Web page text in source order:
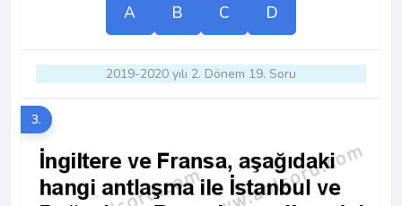
A B C D
2019-2020 yılı 2. Dönem 19. Soru
3.